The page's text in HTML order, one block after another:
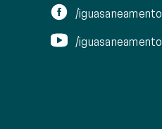
/iguasaneamento
/iguasaneamento